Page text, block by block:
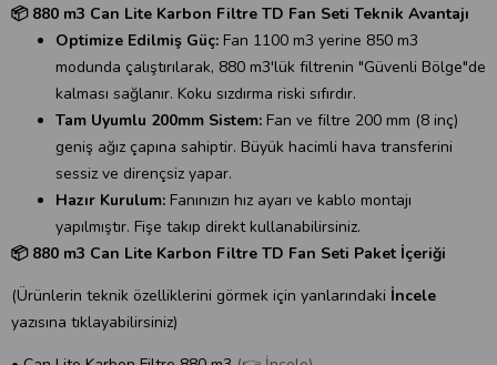
📦 880 m3 Can Lite Karbon Filtre TD Fan Seti Teknik Avantajı
Optimize Edilmiş Güç: Fan 1100 m3 yerine 850 m3
modunda çalıştırılarak, 880 m3'lük filtrenin "Güvenli Bölge"de
kalması sağlanır. Koku sızdırma riski sıfırdır.
Tam Uyumlu 200mm Sistem: Fan ve filtre 200 mm (8 inç)
geniş ağız çapına sahiptir. Büyük hacimli hava transferini
sessiz ve dirençsiz yapar.
Hazır Kurulum: Fanınızın hız ayarı ve kablo montajı
yapılmıştır. Fişe takıp direkt kullanabilirsiniz.
📦 880 m3 Can Lite Karbon Filtre TD Fan Seti Paket İçeriği
(Ürünlerin teknik özelliklerini görmek için yanlarındaki İncele
yazısına tıklayabilirsiniz)